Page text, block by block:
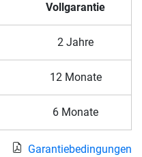
Vollgarantie
2 Jahre
12 Monate
6 Monate
Garantiebedingungen